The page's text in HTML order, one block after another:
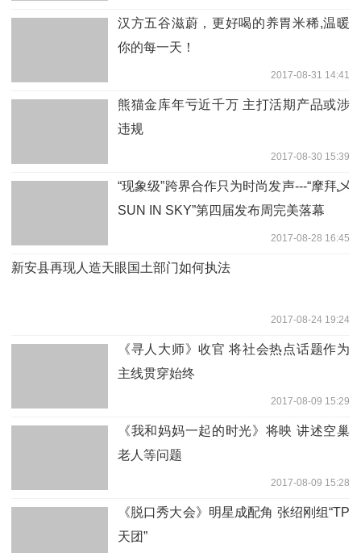
汉方五谷滋蔚，更好喝的养胃米稀,温暖
你的每一天！
2017-08-31 14:41
熊猫金库年亏近千万 主打活期产品或涉
违规
2017-08-30 15:39
“现象级”跨界合作只为时尚发声---“摩拜乄
SUN IN SKY”第四届发布周完美落幕
2017-08-28 16:45
新安县再现人造天眼国土部门如何执法
2017-08-24 19:24
《寻人大师》收官 将社会热点话题作为
主线贯穿始终
2017-08-09 15:29
《我和妈妈一起的时光》将映 讲述空巢
老人等问题
2017-08-09 15:28
《脱口秀大会》明星成配角 张绍刚组“TP
天团”